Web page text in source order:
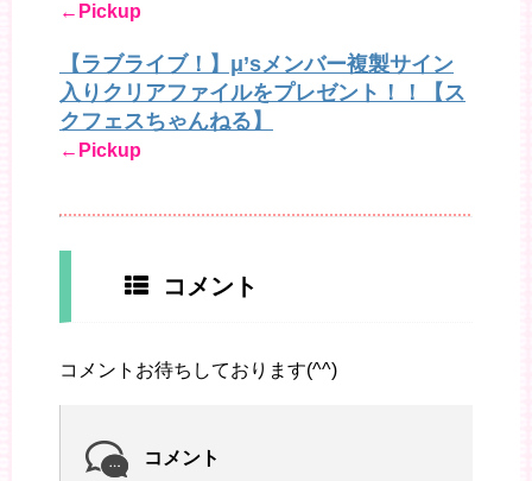
←Pickup
【ラブライブ！】μ’sメンバー複製サイン
入りクリアファイルをプレゼント！！【ス
クフェスちゃんねる】
←Pickup
コメント
コメントお待ちしております(^^)
コメント